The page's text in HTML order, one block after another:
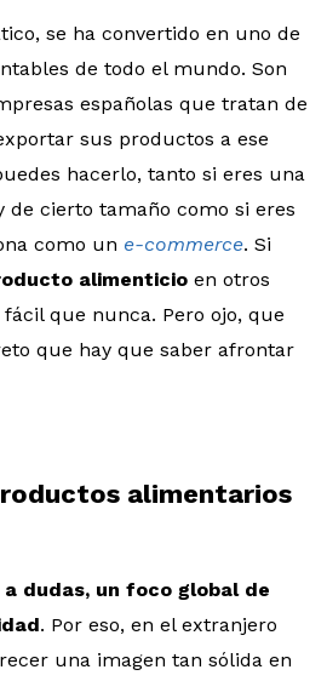
se ha convertido en uno de
de todo el mundo. Son
españolas que tratan de
sus productos a ese
hacerlo, tanto si eres una
de cierto tamaño como si eres
como un e-commerce. Si
alimenticio en otros
que nunca. Pero ojo, que
que hay que saber afrontar
alimentarios
a dudas, un foco global de
. Por eso, en el extranjero
una imagen tan sólida en